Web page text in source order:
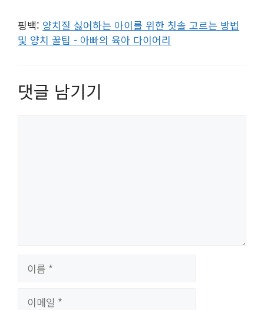
핑백: 양치질 싫어하는 아이를 위한 칫솔 고르는 방법
및 양치 꿀팁 - 아빠의 육아 다이어리
댓글 남기기